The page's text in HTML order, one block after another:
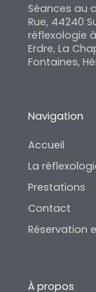
Séances au
Rue, 44240
réflexologie
Erdre, La
Fontaines,
Navigation
Accueil
La
Prestations
Contact
Réservation
À propos